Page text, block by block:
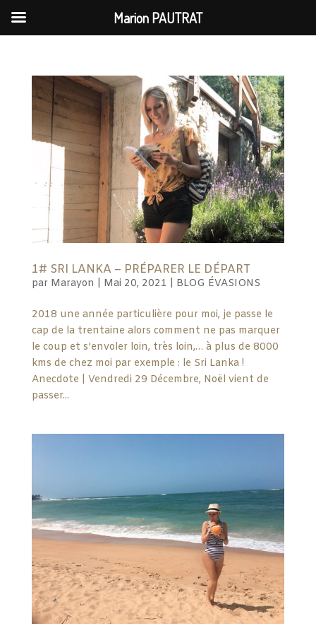
1# SRI LANKA – PRÉPARER LE DÉPART
par Marayon Mai 20, 2021 BLOG ÉVASIONS
2018 une année particulière pour moi, je passe le
cap de la trentaine alors comment ne pas marquer
le coup et s’envoler loin, très loin,… à plus de 8000
kms de chez moi par exemple : le Sri Lanka !
Anecdote | Vendredi 29 Décembre, Noël vient de
passer...
Marion PAUTRAT